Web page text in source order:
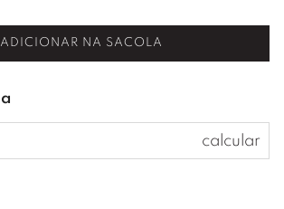
ADICIONAR NA SACOLA